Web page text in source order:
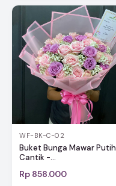
WF-BK-C-02
Buket Bunga Mawar Putih
Cantik -...
Rp 858.000